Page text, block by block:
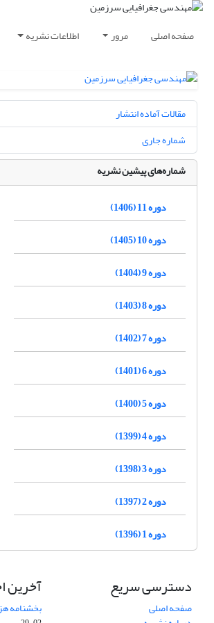
صفحه اصلی مرور اطلاعات نشریه
مقالات آماده انتشار
شماره جاری
شماره‌های پیشین نشریه
دوره 11 (1406)
دوره 10 (1405)
دوره 9 (1404)
دوره 8 (1403)
دوره 7 (1402)
دوره 6 (1401)
دوره 5 (1400)
دوره 4 (1399)
دوره 3 (1398)
دوره 2 (1397)
دوره 1 (1396)
دسترسی سریع
صفحه اصلی
آخرین
بخشنامه